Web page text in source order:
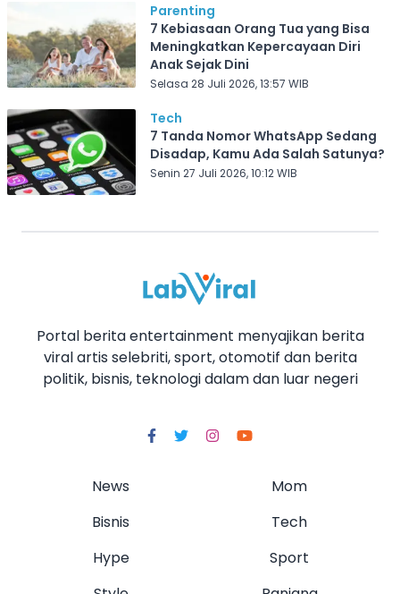
Parenting
7 Kebiasaan Orang Tua yang Bisa
Meningkatkan Kepercayaan Diri
Anak Sejak Dini
Selasa 28 Juli 2026, 13:57 WIB
Tech
7 Tanda Nomor WhatsApp Sedang
Disadap, Kamu Ada Salah Satunya?
Senin 27 Juli 2026, 10:12 WIB
Portal berita entertainment menyajikan berita
viral artis selebriti, sport, otomotif dan berita
politik, bisnis, teknologi dalam dan luar negeri
News
Bisnis
Hype
Mom
Tech
Sport